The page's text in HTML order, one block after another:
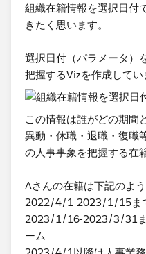
組織在籍情報を選択日付
きたく思います。
選択日付（パラメータ）
把握するVizを作成してい
この情報は誰がどの期間
異動・休職・退職・復職
の人事事象を把握する在
Aさんの在籍は下記のよう
2022/4/1-2023/1/15ま
2023/1/16-2023/3/31
ーム